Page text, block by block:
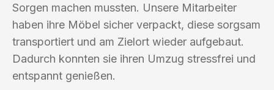
Sorgen machen mussten. Unsere Mitarbeiter
haben ihre Möbel sicher verpackt, diese sorgsam
transportiert und am Zielort wieder aufgebaut.
Dadurch konnten sie ihren Umzug stressfrei und
entspannt genießen.